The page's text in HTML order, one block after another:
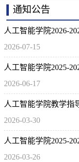
通知公告
人工智能学院2026-
2026-07-15
人工智能学院2025-
2026-06-17
人工智能学院教学指
通知
2026-03-30
人工智能学院2025-
2026-03-26